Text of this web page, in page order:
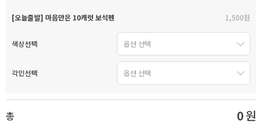
[오늘출발] 마음만은 10캐럿 보석펜 1,500원
색상선택
각인선택
총 0원